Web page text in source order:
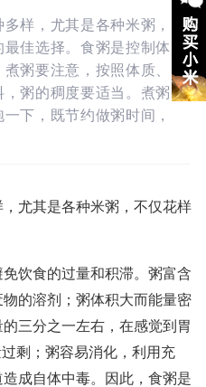
样，尤其是各种米粥，
佳选择。食粥是控制体
粥要注意，按照体质、
粥的稠度要适当。煮粥
下，既节约做粥时间，
尤其是各种米粥，不仅花样
饮食的过量和积滞。粥富含
的溶剂；粥体积大而能量密
三分之一左右，在感觉到胃
剩；粥容易消化，利用充
成自体中毒。因此，食粥是